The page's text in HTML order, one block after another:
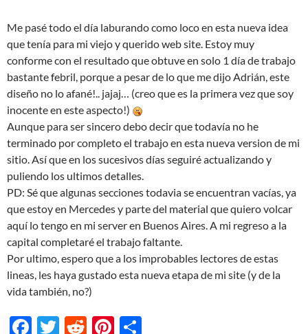
Me pasé todo el día laburando como loco en esta nueva idea
que tenía para mi viejo y querido web site. Estoy muy
conforme con el resultado que obtuve en solo 1 día de trabajo
bastante febril, porque a pesar de lo que me dijo Adrián, este
diseño no lo afané!.. jajaj… (creo que es la primera vez que soy
inocente en este aspecto!)
Aunque para ser sincero debo decir que todavía no he
terminado por completo el trabajo en esta nueva version de mi
sitio. Así que en los sucesivos días seguiré actualizando y
puliendo los ultimos detalles.
PD: Sé que algunas secciones todavia se encuentran vacías, ya
que estoy en Mercedes y parte del material que quiero volcar
aquí lo tengo en mi server en Buenos Aires. A mi regreso a la
capital completaré el trabajo faltante.
Por ultimo, espero que a los improbables lectores de estas
lineas, les haya gustado esta nueva etapa de mi site (y de la
vida también, no?)
F
T
R
Pi